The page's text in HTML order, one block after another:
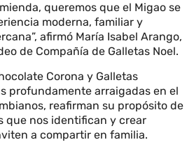
queremos que el Migao se
moderna, familiar y
afirmó María Isabel Arango,
de Compañía de Galletas Noel.
Corona y Galletas
profundamente arraigadas en el
reafirman su propósito de
que nos identifican y crear
a compartir en familia.